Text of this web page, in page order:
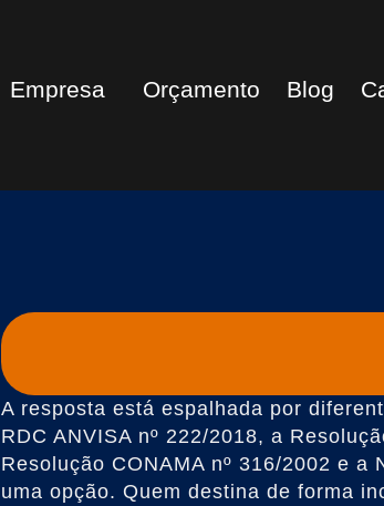
Empresa Orçamento Blog
A resposta está espalhada por
RDC ANVISA nº 222/2018, a
Resolução CONAMA nº 316/2002 e
uma opção. Quem destina de forma